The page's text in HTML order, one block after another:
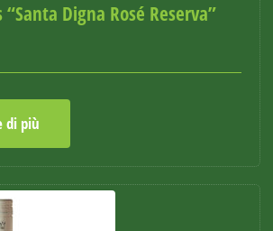
Digna Rosé Reserva”
di più